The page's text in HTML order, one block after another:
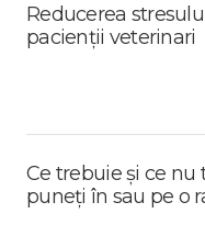
Reducerea
pacienții veterinari
Ce trebuie și ce nu
puneți în sau pe o